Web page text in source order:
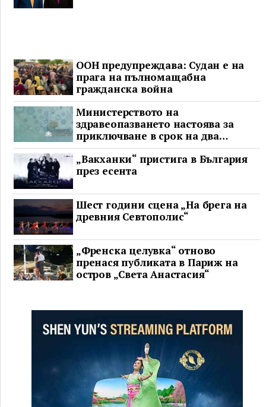
ООН предупреждава: Судан е на
прага на пълномащабна
гражданска война
Министерството на
здравеопазването настоява за
приключване в срок на два
ключови строителни проекта
„Вакханки“ пристига в България
през есента
Шест години сцена „На брега на
древния Севтополис“
„Френска целувка“ отново
пренася публиката в Париж на
остров „Света Анастасия“